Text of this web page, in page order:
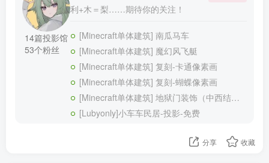
14篇投影馆
53个粉丝
利+木＝梨……期待你的关注！
[Minecraft单体建筑] 南瓜马车
[Minecraft单体建筑] 魔幻风飞艇
[Minecraft单体建筑] 复刻-卡通像素画
[Minecraft单体建筑] 复刻-蝴蝶像素画
[Minecraft单体建筑] 地狱门装饰（中西结合款）
[Lubyonly]小车车民居-投影-免费
分享 收藏